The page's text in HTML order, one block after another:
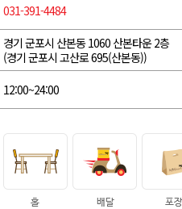
031-391-4484
경기 군포시 산본동 1060 산본타운 2층
(경기 군포시 고산로 695(산본동))
12:00~24:00